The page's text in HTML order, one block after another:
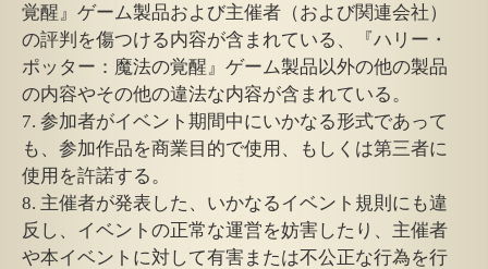
覚醒』ゲーム製品および主催者（および関連会社）
の評判を傷つける内容が含まれている、『ハリー・
ポッター：魔法の覚醒』ゲーム製品以外の他の製品
の内容やその他の違法な内容が含まれている。
7. 参加者がイベント期間中にいかなる形式であって
も、参加作品を商業目的で使用、もしくは第三者に
使用を許諾する。
8. 主催者が発表した、いかなるイベント規則にも違
反し、イベントの正常な運営を妨害したり、主催者
や本イベントに対して有害または不公正な行為を行